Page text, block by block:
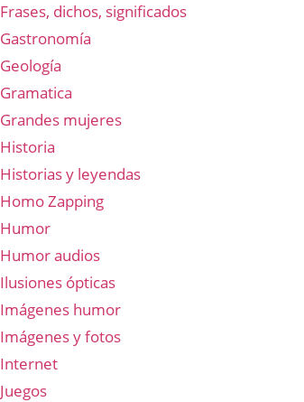
Frases, dichos, significados
Gastronomía
Geología
Gramatica
Grandes mujeres
Historia
Historias y leyendas
Homo Zapping
Humor
Humor audios
Ilusiones ópticas
Imágenes humor
Imágenes y fotos
Internet
Juegos